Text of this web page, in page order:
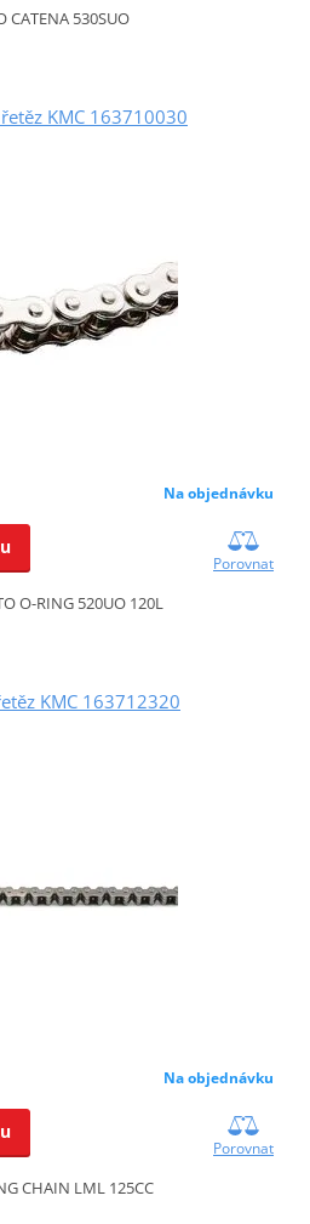
CATENA 530SUO
KMC 163710030
Na objednávku
Porovnat
O-RING 520UO 120L
KMC 163712320
Na objednávku
Porovnat
CHAIN LML 125CC